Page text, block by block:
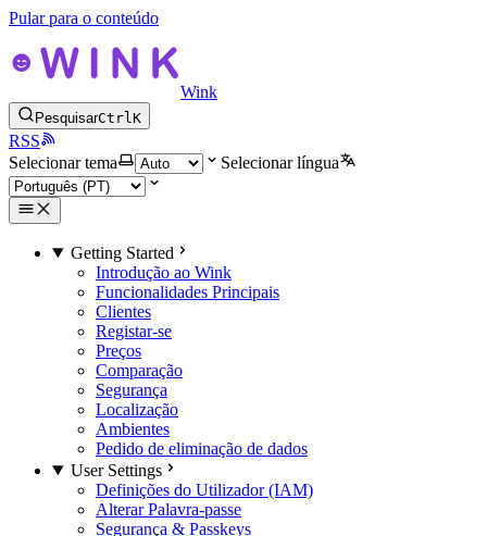
Pular para o conteúdo
Wink
PesquisarCtrlK
RSS
Selecionar tema
Selecionar língua
Getting Started
Introdução ao Wink
Funcionalidades Principais
Clientes
Registar-se
Preços
Comparação
Segurança
Localização
Ambientes
Pedido de eliminação de dados
User Settings
Definições do Utilizador (IAM)
Alterar Palavra-passe
Segurança & Passkeys